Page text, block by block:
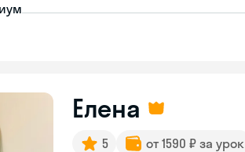
Елена
5 от 1590 ₽ за урок